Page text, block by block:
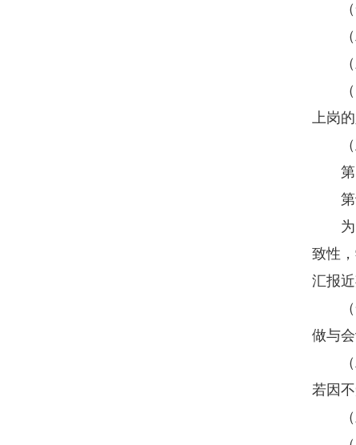
（一
（二
（三
（四
上岗
（五
第
第十
为了
致性
汇报
（一
做与
（二
若因
（三